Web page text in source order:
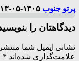
پرتو جنوب ۱۴۰۵-۰۵-۱۳
دیدگاهتان را
نشانی ایمیل شما
علامت‌گذاری شده‌اند *